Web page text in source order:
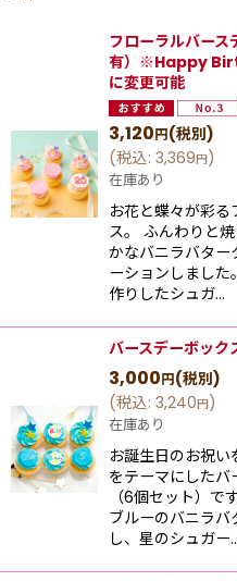
フローラルバー
有）※Happy
に変更可能
3,120円(税別)
(税込: 3,369円)
在庫あり
お花と蝶々が彩る
ス。 ふんわりと
かなバニラバター
ーションしました
作りしたシュガ…
バースデーボック
3,000円(税別)
(税込: 3,240円)
在庫あり
お誕生日のお祝
をテーマにしたバ
（6個セット）で
ブルーのバニラ
し、星のシュガー